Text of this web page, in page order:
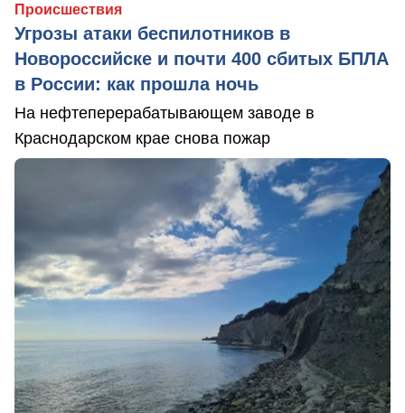
Происшествия
Угрозы атаки беспилотников в
Новороссийске и почти 400 сбитых БПЛА
в России: как прошла ночь
На нефтеперерабатывающем заводе в
Краснодарском крае снова пожар